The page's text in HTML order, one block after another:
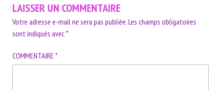
LAISSER UN COMMENTAIRE
Votre adresse e-mail ne sera pas publiée.Les champs obligatoires
sont indiqués avec*
COMMENTAIRE *